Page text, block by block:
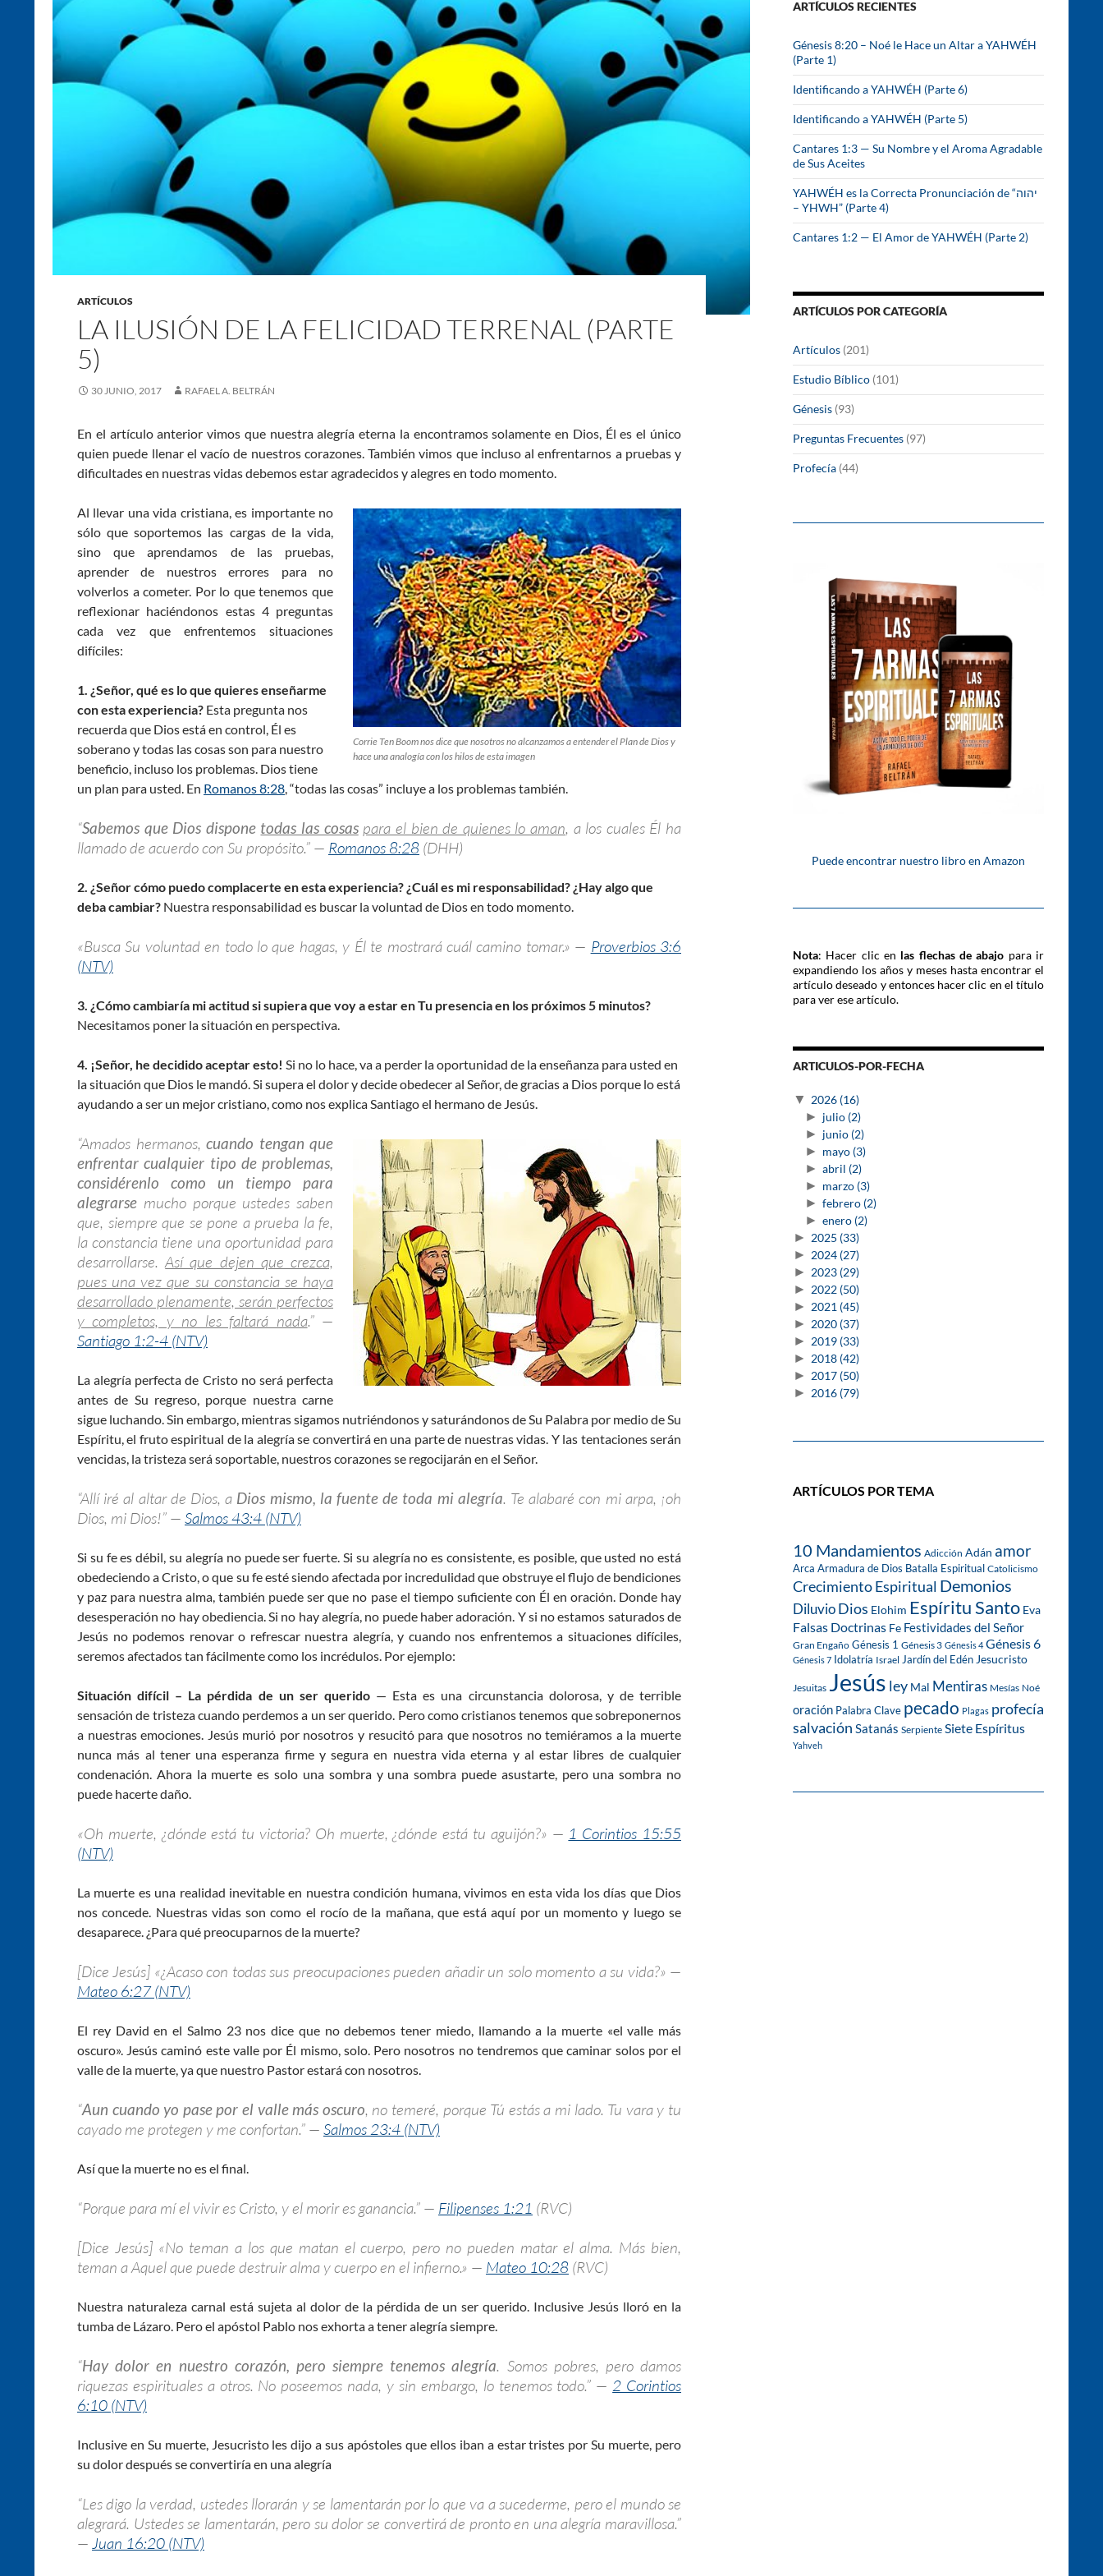
ARTÍCULOS
LA ILUSIÓN DE LA FELICIDAD TERRENAL (PARTE
5)
30 JUNIO, 2017 RAFAEL A. BELTRÁN
En el artículo anterior vimos que nuestra alegría eterna la encontramos solamente en Dios, Él es el único
quien puede llenar el vacío de nuestros corazones. También vimos que incluso al enfrentarnos a pruebas y
dificultades en nuestras vidas debemos estar agradecidos y alegres en todo momento.
Corrie Ten Boom nos dice que nosotros no alcanzamos a entender el Plan de Dios y
hace una analogía con los hilos de esta imagen
Al llevar una vida cristiana, es importante no
sólo que soportemos las cargas de la vida,
sino que aprendamos de las pruebas,
aprender de nuestros errores para no
volverlos a cometer. Por lo que tenemos que
reflexionar haciéndonos estas 4 preguntas
cada vez que enfrentemos situaciones
difíciles:
1. ¿Señor, qué es lo que quieres enseñarme
con esta experiencia? Esta pregunta nos
recuerda que Dios está en control, Él es
soberano y todas las cosas son para nuestro
beneficio, incluso los problemas. Dios tiene
un plan para usted. En Romanos 8:28 , “todas las cosas” incluye a los problemas también.
“Sabemos que Dios dispone todas las cosas para el bien de quienes lo aman, a los cuales Él ha
llamado de acuerdo con Su propósito.” — Romanos 8:28 (DHH)
2. ¿Señor cómo puedo complacerte en esta experiencia? ¿Cuál es mi responsabilidad? ¿Hay algo que
deba cambiar? Nuestra responsabilidad es buscar la voluntad de Dios en todo momento.
«Busca Su voluntad en todo lo que hagas, y Él te mostrará cuál camino tomar.» — Proverbios 3:6
(NTV)
3. ¿Cómo cambiaría mi actitud si supiera que voy a estar en Tu presencia en los próximos 5 minutos?
Necesitamos poner la situación en perspectiva.
4. ¡Señor, he decidido aceptar esto! Si no lo hace, va a perder la oportunidad de la enseñanza para usted en
la situación que Dios le mandó. Si supera el dolor y decide obedecer al Señor, de gracias a Dios porque lo está
ayudando a ser un mejor cristiano, como nos explica Santiago el hermano de Jesús.
“Amados hermanos, cuando tengan que
enfrentar cualquier tipo de problemas,
considérenlo como un tiempo para
alegrarse mucho porque ustedes saben
que, siempre que se pone a prueba la fe,
la constancia tiene una oportunidad para
desarrollarse.Así que dejen que crezca,
pues una vez que su constancia se haya
desarrollado plenamente, serán perfectos
y completos, y no les faltará nada.” —
Santiago 1:2-4 (NTV)
La alegría perfecta de Cristo no será perfecta
antes de Su regreso, porque nuestra carne
sigue luchando. Sin embargo, mientras sigamos nutriéndonos y saturándonos de Su Palabra por medio de Su
Espíritu, el fruto espiritual de la alegría se convertirá en una parte de nuestras vidas. Y las tentaciones serán
vencidas, la tristeza será soportable, nuestros corazones se regocijarán en el Señor.
“Allí iré al altar de Dios, a Dios mismo, la fuente de toda mi alegría. Te alabaré con mi arpa, ¡oh
Dios, mi Dios!” — Salmos 43:4 (NTV)
Si su fe es débil, su alegría no puede ser fuerte. Si su alegría no es consistente, es posible, que usted no está
obedeciendo a Cristo, o que su fe esté siendo afectada por incredulidad que obstruye el flujo de bendiciones
y paz para nuestra alma, también puede ser que no pase el tiempo suficiente con Él en oración. Donde hay
desesperación no hay obediencia. Si no hay alegría, no puede haber adoración. Y si no estamos saturados de
Jesús no podemos renovar o refrescar nuestra alegría, y cuando nos enfrentemos a situaciones difíciles,
seremos afectados tan fácilmente como los incrédulos. Por ejemplo:
Situación difícil – La pérdida de un ser querido — Esta es una circunstancia dolorosa, y de terrible
sensación de tristeza cuando perdemos a un ser querido. Pero como cristianos tenemos que sobreponernos
a nuestras emociones. Jesús murió por nosotros y resucitó para que nosotros no temiéramos a la muerte
nunca más al tener una esperanza firme y segura en nuestra vida eterna y al estar libres de cualquier
condenación. Ahora la muerte es solo una sombra y una sombra puede asustarte, pero una sombra no
puede hacerte daño.
«Oh muerte, ¿dónde está tu victoria? Oh muerte, ¿dónde está tu aguijón?» — 1 Corintios 15:55
(NTV)
La muerte es una realidad inevitable en nuestra condición humana, vivimos en esta vida los días que Dios
nos concede. Nuestras vidas son como el rocío de la mañana, que está aquí por un momento y luego se
desaparece. ¿Para qué preocuparnos de la muerte?
[Dice Jesús] «¿Acaso con todas sus preocupaciones pueden añadir un solo momento a su vida?» —
Mateo 6:27 (NTV)
El rey David en el Salmo 23nos dice que no debemos tener miedo, llamando a la muerte «el valle más
oscuro». Jesús caminó este valle por Él mismo, solo. Pero nosotros no tendremos que caminar solos por el
valle de la muerte, ya que nuestro Pastor estará con nosotros.
“Aun cuando yo pase por el valle más oscuro, no temeré, porque Tú estás a mi lado. Tu vara y tu
cayado me protegen y me confortan.” — Salmos 23:4 (NTV)
Así que la muerte no es el final.
“Porque para mí el vivir es Cristo, y el morir es ganancia.” — Filipenses 1:21 (RVC)
[Dice Jesús] «No teman a los que matan el cuerpo, pero no pueden matar el alma. Más bien,
teman a Aquel que puede destruir alma y cuerpo en el infierno.» — Mateo 10:28 (RVC)
Nuestra naturaleza carnal está sujeta al dolor de la pérdida de un ser querido. Inclusive Jesús lloró en la
tumba de Lázaro. Pero el apóstol Pablo nos exhorta a tener alegría siempre.
“Hay dolor en nuestro corazón, pero siempre tenemos alegría. Somos pobres, pero damos
riquezas espirituales a otros. No poseemos nada, y sin embargo, lo tenemos todo.” — 2 Corintios
6:10 (NTV)
Inclusive en Su muerte, Jesucristo les dijo a sus apóstoles que ellos iban a estar tristes por Su muerte, pero
su dolor después se convertiría en una alegría
“Les digo la verdad, ustedes llorarán y se lamentarán por lo que va a sucederme, pero el mundo se
alegrará. Ustedes se lamentarán, pero su dolor se convertirá de pronto en una alegría maravillosa.”
— Juan 16:20 (NTV)
r
ARTÍCULOS RECIENTES
Génesis 8:20 – Noé le Hace un Altar a YAHWÉH
(Parte 1)
Identificando a YAHWÉH (Parte 6)
Identificando a YAHWÉH (Parte 5)
Cantares 1:3 — Su Nombre y el Aroma Agradable
de Sus Aceites
YAHWÉH es la Correcta Pronunciación de “יהוה
– YHWH” (Parte 4)
Cantares 1:2 — El Amor de YAHWÉH (Parte 2)
ARTÍCULOS POR CATEGORÍA
Artículos (201)
Estudio Bíblico (101)
Génesis (93)
Preguntas Frecuentes (97)
Profecía (44)
Puede encontrar nuestro libro en Amazon
Nota: Hacer clic en las flechas de abajo para ir
expandiendo los años y meses hasta encontrar el
artículo deseado y entonces hacer clic en el título
para ver ese artículo.
ARTICULOS-POR-FECHA
▼ 2026 (16)
► julio (2)
► junio (2)
► mayo (3)
► abril (2)
► marzo (3)
► febrero (2)
► enero (2)
► 2025 (33)
► 2024 (27)
► 2023 (29)
► 2022 (50)
► 2021 (45)
► 2020 (37)
► 2019 (33)
► 2018 (42)
► 2017 (50)
► 2016 (79)
ARTÍCULOS POR TEMA
10 Mandamientos Adicción Adán amor
Arca Armadura de Dios Batalla Espiritual Catolicismo
Crecimiento Espiritual Demonios
DiluvioDios Elohim Espíritu Santo Eva
Falsas Doctrinas Fe Festividades del Señor
Gran Engaño Génesis 1 Génesis 3 Génesis 4 Génesis 6
Génesis 7 Idolatría Israel Jardín del Edén Jesucristo
Jesuitas Jesús ley Mal Mentiras Mesías Noé
oración Palabra Clave pecado Plagas profecía
salvación Satanás Serpiente Siete Espíritus
Yahveh